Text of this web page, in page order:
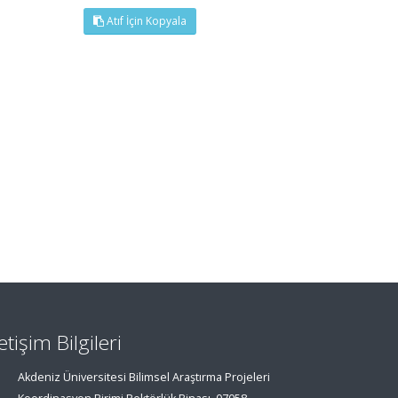
Atıf İçin Kopyala
Bilgileri
Akdeniz Üniversitesi Bilimsel Araştırma Projeleri